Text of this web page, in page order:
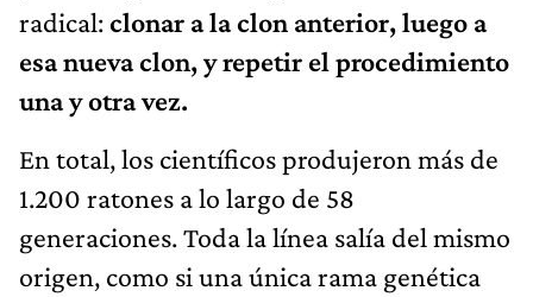
radical:clonar a la clon anterior, luego a
esa nueva clon, y repetir el procedimiento
una y otra vez.
En total, los científicos produjeron más de
1.200 ratones a lo largo de 58
generaciones. Toda la línea salía del mismo
origen, como si una única rama genética